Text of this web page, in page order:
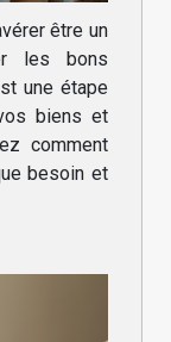
être un
les bons
une étape
biens et
comment
besoin et